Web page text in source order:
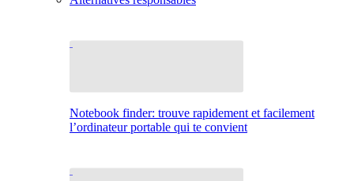
Notebook finder: trouve rapidement et facilement
l’ordinateur portable qui te convient